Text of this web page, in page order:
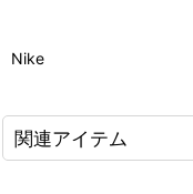
Nike
関連アイテム